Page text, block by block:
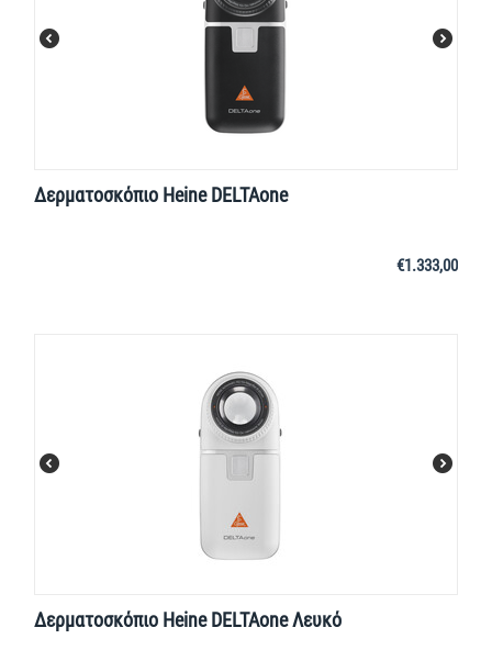
Δερματοσκόπιο Heine DELTAone
€1.333,00
Δερματοσκόπιο Heine DELTAone Λευκό